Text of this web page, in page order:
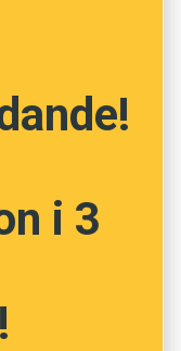
Deb Roys mål
för att han
lära
i 3